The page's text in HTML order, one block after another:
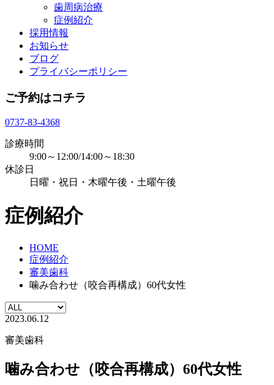
歯周病治療
症例紹介
採用情報
お知らせ
ブログ
プライバシーポリシー
ご予約はコチラ
0737-83-4368
診療時間
9:00～12:00/14:00～18:30
休診日
日曜・祝日・木曜午後・土曜午後
症例紹介
HOME
症例紹介
審美歯科
噛み合わせ（咬合再構成）60代女性
2023.06.12
審美歯科
噛み合わせ（咬合再構成）60代女性